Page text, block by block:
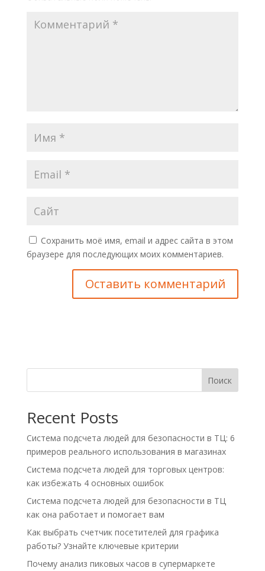
Сохранить моё имя, email и адрес сайта в этом
браузере для последующих моих комментариев.
Поиск
Recent Posts
Система подсчета людей для безопасности в ТЦ: 6
примеров реального использования в магазинах
Система подсчета людей для торговых центров:
как избежать 4 основных ошибок
Система подсчета людей для безопасности в ТЦ
как она работает и помогает вам
Как выбрать счетчик посетителей для графика
работы? Узнайте ключевые критерии
Почему анализ пиковых часов в супермаркете